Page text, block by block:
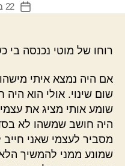
תאריך
22 בספטמבר 2014
רוחו של מוטי נכנסה בי
אם היה נמצא איתי
שום שינוי. אולי הוא
שומע אותי מציג את
היה חושב שמשהו לא
מסביר לעצמי שאני
שמונע ממני להמשיך